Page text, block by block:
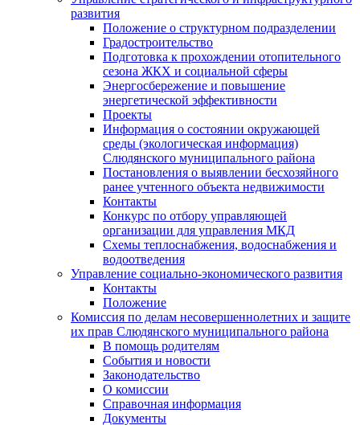
развития
Положение о структурном подразделении
Градостроительство
Подготовка к прохождении отопительного
сезона ЖКХ и социальной сферы
Энергосбережение и повышение
энергетической эффективности
Проекты
Информация о состоянии окружающей
среды (экологическая информация)
Слюдянского муниципального района
Постановления о выявлении бесхозяйного
ранее учтенного объекта недвижимости
Контакты
Конкурс по отбору управляющей
организации для управления МКД
Схемы теплоснабжения, водоснабжения и
водоотведения
Управление социально-экономического развития
Контакты
Положение
Комиссия по делам несовершеннолетних и защите
их прав Слюдянского муниципального района
В помощь родителям
События и новости
Законодательство
О комиссии
Справочная информация
Документы